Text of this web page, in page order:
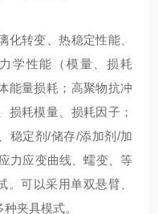
化转变、热稳定性能、
学性能（模量、损耗
能量损耗；高聚物抗冲
损耗模量、损耗因子；
稳定剂/储存/添加剂/加
力应变曲线、蠕变、等
可以采用单双悬臂、
夹具模式。